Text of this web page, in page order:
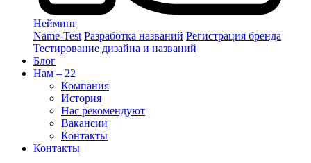
Нейминг
Name-Test Разработка названий Регистрация бренда
Тестирование дизайна и названий
Блог
Нам – 22
Компания
История
Нас рекомендуют
Вакансии
Контакты
Контакты